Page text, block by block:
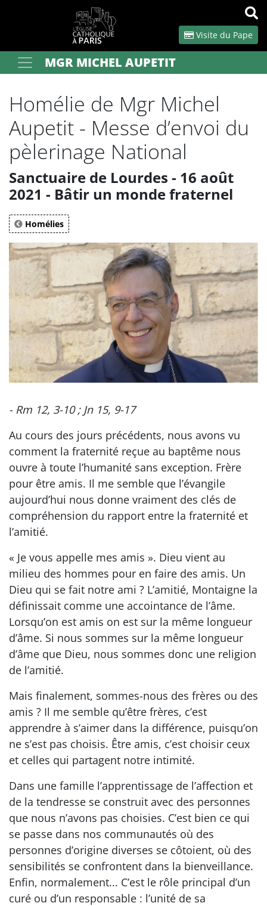
Visite du Pape
Votre rechercheMGR MICHEL AUPETIT
Homélie de Mgr Michel
Aupetit - Messe d’envoi du
pèlerinage National
Sanctuaire de Lourdes - 16 août
2021 - Bâtir un monde fraternel
Homélies
- Rm 12, 3-10 ; Jn 15, 9-17
Au cours des jours précédents, nous avons vu
comment la fraternité reçue au baptême nous
ouvre à toute l’humanité sans exception. Frère
pour être amis. Il me semble que l’évangile
aujourd’hui nous donne vraiment des clés de
compréhension du rapport entre la fraternité et
l’amitié.
« Je vous appelle mes amis ». Dieu vient au
milieu des hommes pour en faire des amis. Un
Dieu qui se fait notre ami ? L’amitié, Montaigne la
définissait comme une accointance de l’âme.
Lorsqu’on est amis on est sur la même longueur
d’âme. Si nous sommes sur la même longueur
d’âme que Dieu, nous sommes donc une religion
de l’amitié.
Mais finalement, sommes-nous des frères ou des
amis ? Il me semble qu’être frères, c’est
apprendre à s’aimer dans la différence, puisqu’on
ne s’est pas choisis. Être amis, c’est choisir ceux
et celles qui partagent notre intimité.
Dans une famille l’apprentissage de l’affection et
de la tendresse se construit avec des personnes
que nous n’avons pas choisies. C’est bien ce qui
se passe dans nos communautés où des
personnes d’origine diverses se côtoient, où des
sensibilités se confrontent dans la bienveillance.
Enfin, normalement... C’est le rôle principal d’un
curé ou d’un responsable : l’unité de sa
Panneau de gestion des cookies